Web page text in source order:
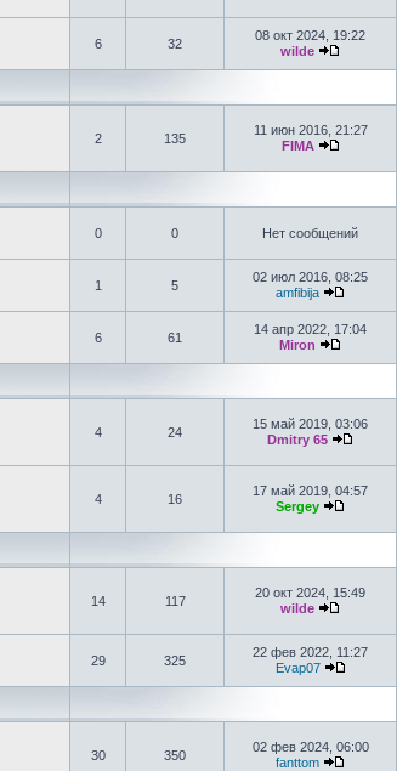
6 32
08 окт 2024, 19:22
wilde
2 135
11 июн 2016, 21:27
FIMA
0 0 Нет сообщений
1 5
02 июл 2016, 08:25
amfibija
6 61
14 апр 2022, 17:04
Miron
4 24
15 май 2019, 03:06
Dmitry 65
4 16
17 май 2019, 04:57
Sergey
14 117
20 окт 2024, 15:49
wilde
29 325
22 фев 2022, 11:27
Evap07
30 350
02 фев 2024, 06:00
fanttom